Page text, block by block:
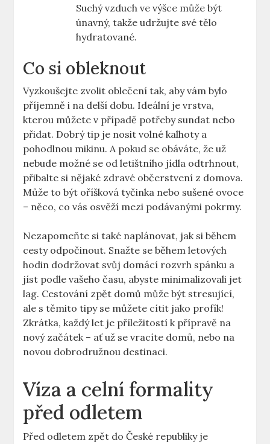
Suchý vzduch‍ ve výšce ⁢může⁤ být
únavný, takže udržujte své tělo
hydratované.
Co si obleknout
Vyzkoušejte zvolit oblečení tak, aby vám bylo
příjemně ​i na ⁣delší‍ dobu. ​Ideální je vrstva,
kterou můžete v případě potřeby sundat⁢ nebo
přidat. Dobrý tip je nosit volné kalhoty ‍a
pohodlnou mikinu. A pokud se obáváte, že už‌
nebude možné se ⁣od letištního jídla odtrhnout,
přibalte si ​nějaké ⁤zdravé občerstvení z domova.
Může to být oříšková tyčinka⁤ nebo sušené ovoce
– něco, co ‍vás osvěží mezi podávanými pokrmy.
Nezapomeňte si také naplánovat, jak ⁤si během
cesty‌ odpočinout. Snažte se během letových
hodin dodržovat svůj domácí⁢ rozvrh spánku ⁤a‍
jíst podle vašeho ⁤času,‌ abyste minimalizovali jet
⁤lag. Cestování ⁢zpět domů může být stresující,⁤
ale s těmito ‍tipy se můžete cítit jako⁤ profík!
Zkrátka, každý let je příležitostí k přípravě na
⁣nový začátek ‌– ať už se vracíte domů, nebo na
novou dobrodružnou‍ destinaci.
Víza a celní⁢ formality
před odletem
Před odletem zpět do České republiky je